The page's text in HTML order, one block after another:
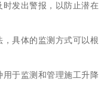
发出警报，以防止潜在
具体的监测方式可以根
于监测和管理施工升降